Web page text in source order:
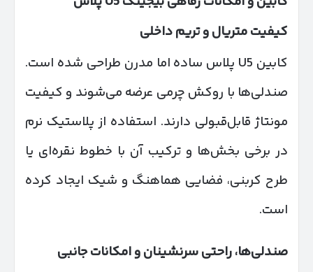
کیفیت متریال و تریم داخلی
کابین U5 پلاس ساده اما مدرن طراحی شده است.
صندلی‌ها با روکش چرمی عرضه می‌شوند و کیفیت
مونتاژ قابل‌قبولی دارند. استفاده از پلاستیک نرم
در برخی بخش‌ها و ترکیب آن با خطوط نقره‌ای یا
طرح کربنی، فضایی هماهنگ و شیک ایجاد کرده
است.
صندلی‌ها، راحتی سرنشینان و امکانات جانبی